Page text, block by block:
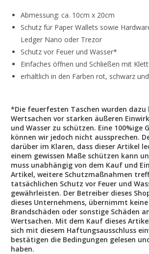
Abmessung: ca. 10cm x 20cm
Schutz für Paper Wallets sowie
Ledger Nano oder Trezor
Schutz vor Feuer und Wasser*
Einfaches öffnen und Schließen mit
erhältlich in den Farben rot, schwarz
*Die feuerfesten Taschen wurden
Wertsachen vor starken äußeren
und Wasser zu schützen. Eine 100%ige
können wir jedoch nicht aussprechen.
darüber im Klaren, dass dieser Artikel
einem gewissen Maße schützen kann
muss unabhängig von dem Kauf und
Artikel, weitere Schutzmaßnahmen
tatsächlichen Schutz vor Feuer und
gewährleisten. Der Betreiber dieses
dieses Unternehmens, übernimmt
Brandschäden oder sonstige Schäden
Wertsachen. Mit dem Kauf dieses
sich mit diesem Haftungsausschluss
bestätigen die Bedingungen gelesen
haben.